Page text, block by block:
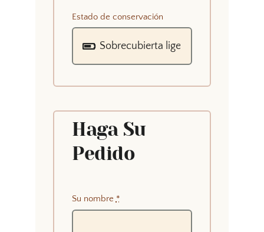
Estado de conservación
Haga Su
Pedido
Su nombre *